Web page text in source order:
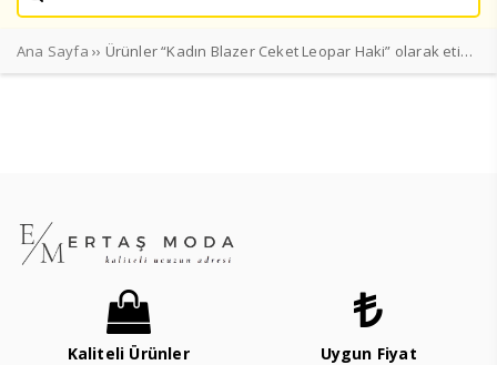
Ana Sayfa ›› Ürünler “Kadın Blazer Ceket Leopar Haki” olarak etiketlendi
Kaliteli Ürünler
Uygun Fiyat